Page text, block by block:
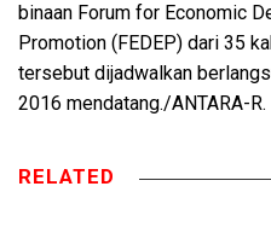
binaan Forum for Economic
Promotion (FEDEP) dari 35
tersebut dijadwalkan
2016 mendatang./ANTARA-
RELATED